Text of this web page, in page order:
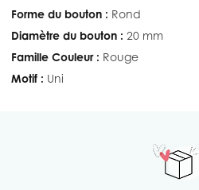
Forme du bouton : Rond
Diamètre du bouton : 20 mm
Famille Couleur : Rouge
Motif : Uni